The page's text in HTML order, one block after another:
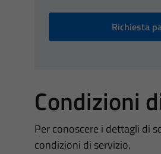
Richiesta
Condizioni
Per conoscere i dettagli di
condizioni di servizio.